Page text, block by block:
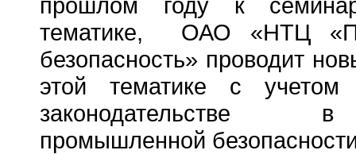
тематике, ОАО «НТЦ
безопасность» проводит
этой тематике с
законодательстве
промышленной